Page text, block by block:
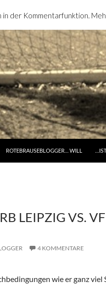
ROTEBRAUSEBLOGGER… WILL
LEIPZIG VS.
4 KOMMENTARE
wie er ganz viel
der Kommentarfunktion.